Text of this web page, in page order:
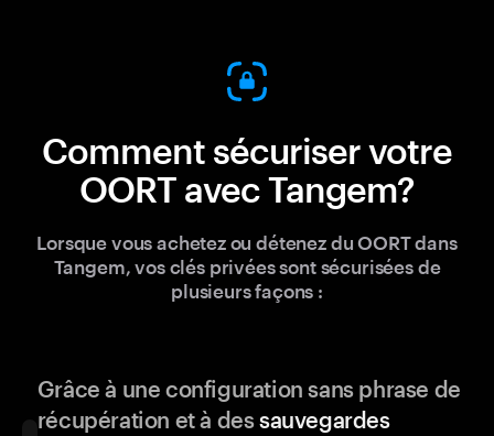
Comment sécuriser votre
OORT avec Tangem?
Lorsque vous achetez ou détenez du OORT dans
Tangem, vos clés privées sont sécurisées de
plusieurs façons :
Grâce à une configuration sans phrase de
récupération et à dessauvegardes